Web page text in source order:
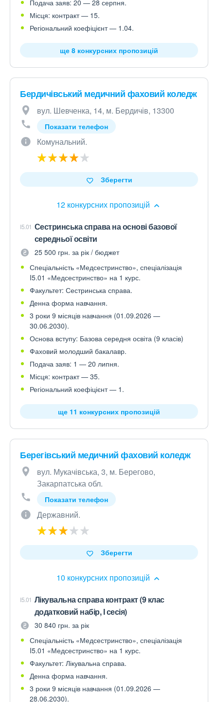
Подача заяв: 20 — 28 серпня.
Місця: контракт — 15.
Регіональний коефіцієнт — 1.04.
ще 8 конкурсних пропозицій
Бердичівський медичний фаховий коледж
вул. Шевченка, 14, м. Бердичів, 13300
Показати телефон
Комунальний.
12 конкурсних пропозицій
Зберегти
I5.01 Сестринська справа на основі базової
середньої освіти
25 500 грн. за рік / бюджет
Спеціальність «Медсестринство», спеціалізація
I5.01 «Медсестринство» на 1 курс.
Факультет: Сестринська справа.
Денна форма навчання.
3 роки 9 місяців навчання (01.09.2026 —
30.06.2030).
Основа вступу: Базова середня освіта (9 класів)
Фаховий молодший бакалавр.
Подача заяв: 1 — 20 липня.
Місця: контракт — 35.
Регіональний коефіцієнт — 1.
ще 11 конкурсних пропозицій
Берегівський медичний фаховий коледж
вул. Мукачівська, 3, м. Берегово,
Закарпатська обл.
Показати телефон
Державний.
10 конкурсних пропозицій
Зберегти
I5.01 Лікувальна справа контракт (9 клас
додатковий набір, І сесія)
30 840 грн. за рік
Спеціальність «Медсестринство», спеціалізація
I5.01 «Медсестринство» на 1 курс.
Факультет: Лікувальна справа.
Денна форма навчання.
3 роки 9 місяців навчання (01.09.2026 —
28.06.2030).